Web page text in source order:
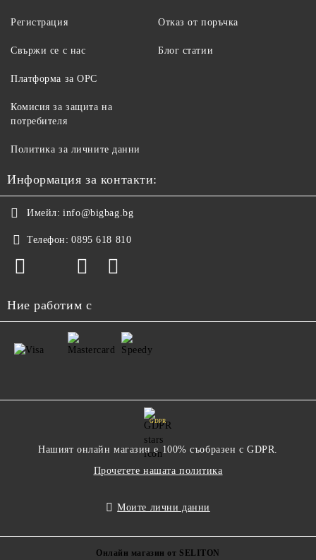
Регистрация
Свържи се с нас
Отказ от поръчка
Блог статии
Платформа за ОРС
Комисия за защита на
потребителя
Политика за личните данни
Информация за контакти:
Имейл: info@bigbag.bg
Телефон: 0895 618 810
Ние работим с
GDPR
Нашият онлайн магазин е 100% съобразен с GDPR.
Прочетете нашата политика
Моите лични данни
Онлайн магазин от SELITON